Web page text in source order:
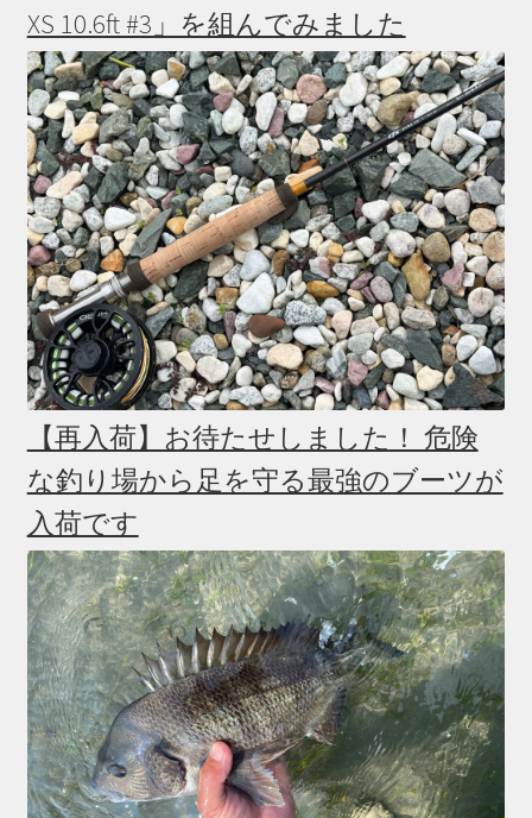
XS 10.6ft #3」を組んでみました
【再入荷】お待たせしました！ 危険
な釣り場から足を守る最強のブーツが
入荷です